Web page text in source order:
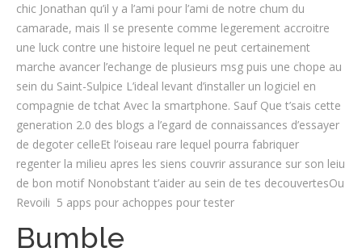
chic Jonathan qu’il y a l’ami pour l’ami de notre chum du
camarade, mais Il se presente comme legerement accroitre
une luck contre une histoire lequel ne peut certainement
marche avancer l’echange de plusieurs msg puis une chope au
sein du Saint-Sulpice L’ideal levant d’installer un logiciel en
compagnie de tchat Avec la smartphone. Sauf Que t’sais cette
generation 2.0 des blogs a l’egard de connaissances d’essayer
de degoter celleEt l’oiseau rare lequel pourra fabriquer
regenter la milieu apres les siens couvrir assurance sur son leiu
de bon motif Nonobstant t’aider au sein de tes decouvertesOu
Revoili 5 apps pour achoppes pour tester
Bumble